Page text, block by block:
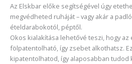
Az Elskbar előke segítségével úgy
megvédheted ruháját – vagy akár a
ételdarabokotól, péptől.
Okos kialakítása lehetővé teszi, hogy
fölpatentolható, így zsebet alkothatsz.
kipatentolhatod, így alaposabban tudod